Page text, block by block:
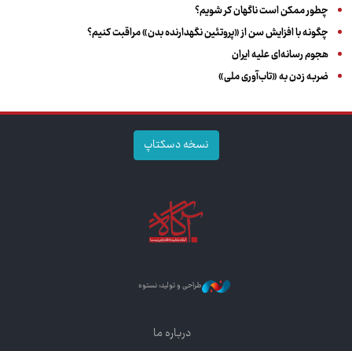
چطور ممکن است ناگهان کر شویم؟
چگونه با افزایش سن از «پروتئین نگهدارنده بدن» مراقبت کنیم؟
هجوم رسانه‌ای علیه ایران
ضربه زدن به «تاب‌آوری ملی»
نسخه دسکتاپ
طراحی و تولید: نستوه
درباره ما